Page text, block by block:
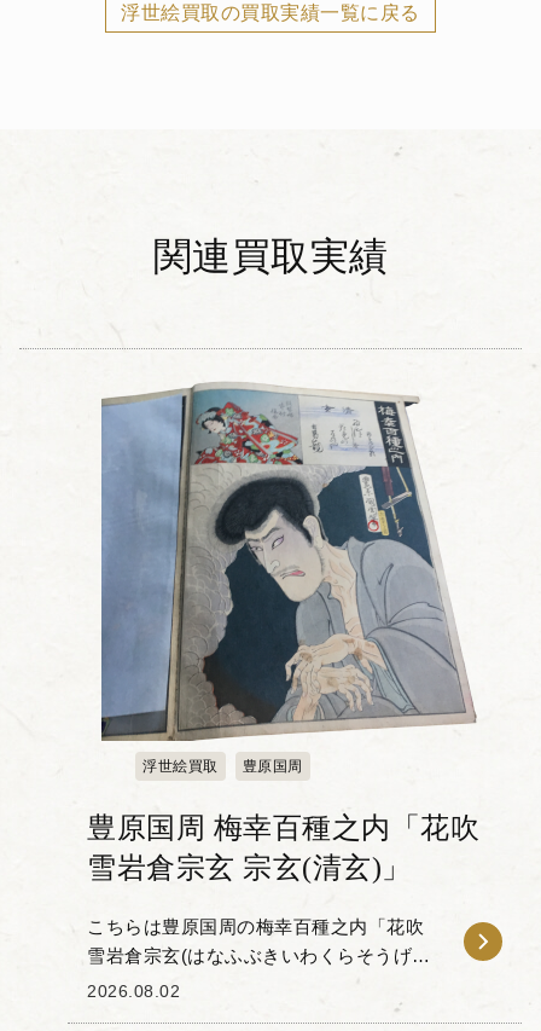
浮世絵買取の買取実績一覧に戻る
関連買取実績
浮世絵買取 豊原国周
豊原国周 梅幸百種之内「花吹
雪岩倉宗玄 宗玄(清玄)」
こちらは豊原国周の梅幸百種之内「花吹
雪岩倉宗玄(はなふぶきいわくらそうげん)
宗玄(清玄)」です。 「梅幸百種(ばいこう
ひゃくしゅ)」とは、梅幸という歌舞伎役
2026.08.02